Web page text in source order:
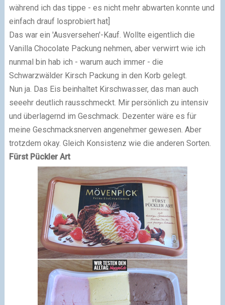
während ich das tippe - es nicht mehr abwarten konnte und
einfach drauf losprobiert hat]
Das war ein 'Ausversehen'-Kauf. Wollte eigentlich die
Vanilla Chocolate Packung nehmen, aber verwirrt wie ich
nunmal bin hab ich - warum auch immer - die
Schwarzwälder Kirsch Packung in den Korb gelegt.
Nun ja. Das Eis beinhaltet Kirschwasser, das man auch
seeehr deutlich rausschmeckt. Mir persönlich zu intensiv
und überlagernd im Geschmack. Dezenter wäre es für
meine Geschmacksnerven angenehmer gewesen. Aber
trotzdem okay. Gleich Konsistenz wie die anderen Sorten.
Fürst Pückler Art